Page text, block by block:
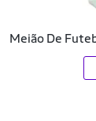
Meião De